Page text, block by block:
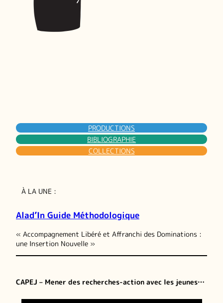
PRODUCTIONS
BIBLIOGRAPHIE
COLLECTIONS
À LA UNE :
Alad’In Guide Méthodologique
« Accompagnement Libéré et Affranchi des Dominations :
une Insertion Nouvelle »
CAPEJ – Mener des recherches-action avec les jeunes…